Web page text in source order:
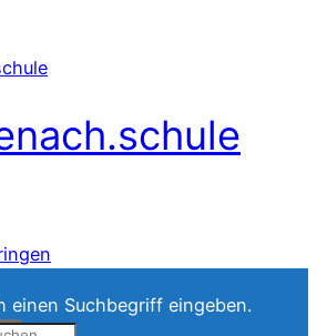
einen Suchbegriff eingeben.